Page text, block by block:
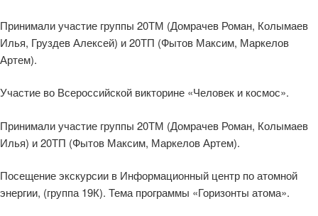
Принимали участие группы 20ТМ (Домрачев Роман, Колымаев
Илья, Груздев Алексей) и 20ТП (Фытов Максим, Маркелов
Артем).
Участие во Всероссийской викторине «Человек и космос».
Принимали участие группы 20ТМ (Домрачев Роман, Колымаев
Илья) и 20ТП (Фытов Максим, Маркелов Артем).
Посещение экскурсии в Информационный центр по атомной
энергии, (группа 19К). Тема программы «Горизонты атома».